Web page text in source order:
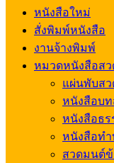
หนังสือใหม่
สั่งพิมพ์หนังสือ
งานจ้างพิมพ์
หมวดหนังสือส
แผ่นพับส
หนังสือบ
หนังสือธ
หนังสือท
สวดมนต์